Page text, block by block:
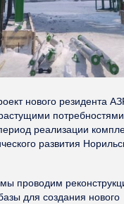
нового резидента
реализации
развития
проводим
для создания нового